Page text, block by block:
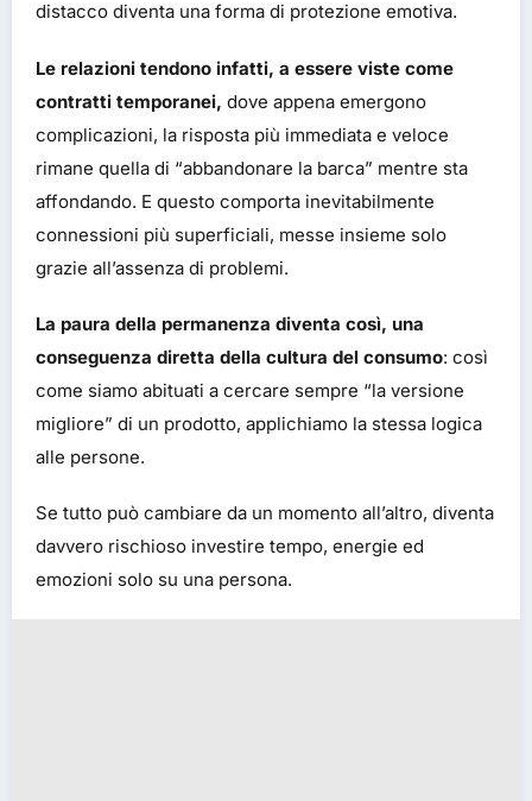
distacco diventa una forma di protezione emotiva.
Le relazioni tendono infatti, a essere viste come
contratti temporanei, dove appena emergono
complicazioni, la risposta più immediata e veloce
rimane quella di “abbandonare la barca” mentre sta
affondando. E questo comporta inevitabilmente
connessioni più superficiali, messe insieme solo
grazie all’assenza di problemi.
La paura della permanenza diventa così, una
conseguenza diretta della cultura del consumo: così
come siamo abituati a cercare sempre “la versione
migliore” di un prodotto, applichiamo la stessa logica
alle persone.
Se tutto può cambiare da un momento all’altro, diventa
davvero rischioso investire tempo, energie ed
emozioni solo su una persona.